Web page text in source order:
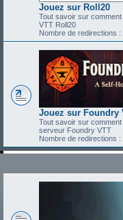
Jouez sur Roll20
Tout savoir sur
VTT Roll20
Nombre de redirections :
Jouez sur Foundry
Tout savoir sur
serveur Foundry VTT
Nombre de redirections :